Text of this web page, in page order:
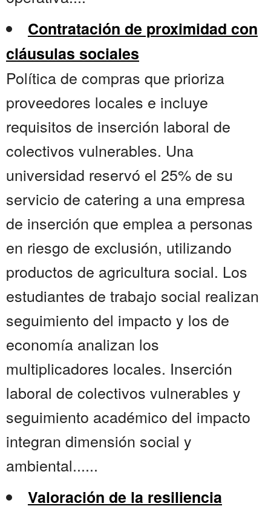
Contratación de proximidad con
cláusulas sociales
Política de compras que prioriza
proveedores locales e incluye
requisitos de inserción laboral de
colectivos vulnerables. Una
universidad reservó el 25% de su
servicio de catering a una empresa
de inserción que emplea a personas
en riesgo de exclusión, utilizando
productos de agricultura social. Los
estudiantes de trabajo social realizan
seguimiento del impacto y los de
economía analizan los
multiplicadores locales. Inserción
laboral de colectivos vulnerables y
seguimiento académico del impacto
integran dimensión social y
ambiental......
Valoración de la resiliencia